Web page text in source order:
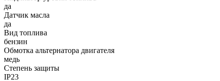
да
Датчик масла
да
Вид топлива
бензин
Обмотка альтернатора двигателя
медь
Степень защиты
IP23